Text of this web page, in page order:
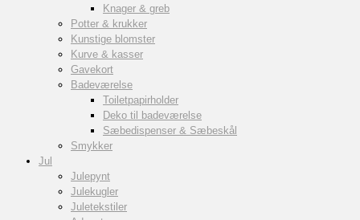
Knager & greb
Potter & krukker
Kunstige blomster
Kurve & kasser
Gavekort
Badeværelse
Toiletpapirholder
Deko til badeværelse
Sæbedispenser & Sæbeskål
Smykker
Jul
Julepynt
Julekugler
Juletekstiler